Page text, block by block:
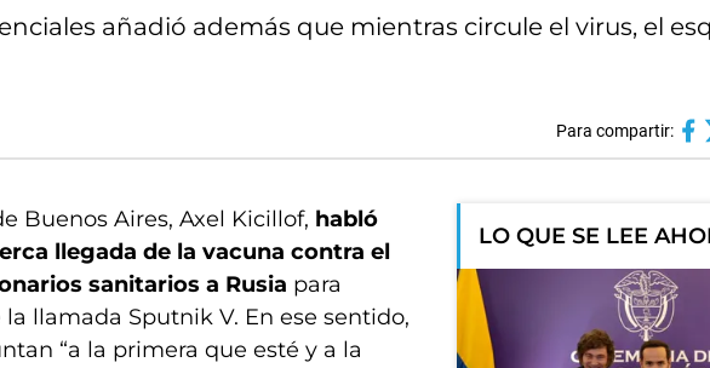
añadió además que mientras circule el virus, el
Para compartir:
Buenos Aires, Axel Kicillof, habló
llegada de la vacuna contra el
sanitarios a Rusia para
llamada Sputnik V. En ese sentido,
“a la primera que esté y a la
LO QUE SE LEE